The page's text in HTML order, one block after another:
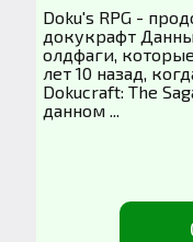
Doku's RPG -
докукрафт
олдфаги,
лет 10 назад,
Dokucraft: The
данном ...